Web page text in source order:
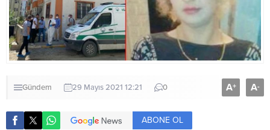
Gündem 29 Mayıs 2021 12:21 0 A+ A-
ABONE OL